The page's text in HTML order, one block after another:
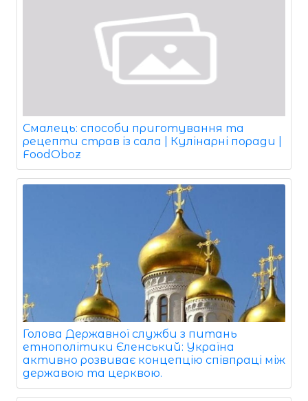
Смалець: способи приготування та
рецепти страв із сала | Кулінарні поради |
FoodOboz
Голова Державної служби з питань
етнополітики Єленський: Україна
активно розвиває концепцію співпраці між
державою та церквою.